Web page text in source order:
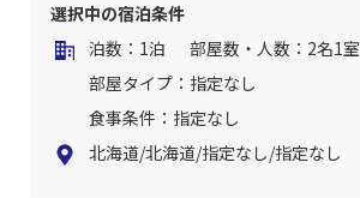
選択中の宿泊条件
泊数：1泊
部屋数・人数：2名1室
部屋タイプ：指定なし
食事条件：指定なし
北海道/北海道/指定なし/指定なし